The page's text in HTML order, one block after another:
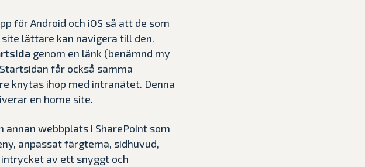
för Android och iOS så att de som
lättare kan navigera till den.
genom en länk (benämnd my
får också samma
knytas ihop med intranätet. Denna
en home site.
webbplats i SharePoint som
anpassat färgtema, sidhuvud,
av ett snyggt och